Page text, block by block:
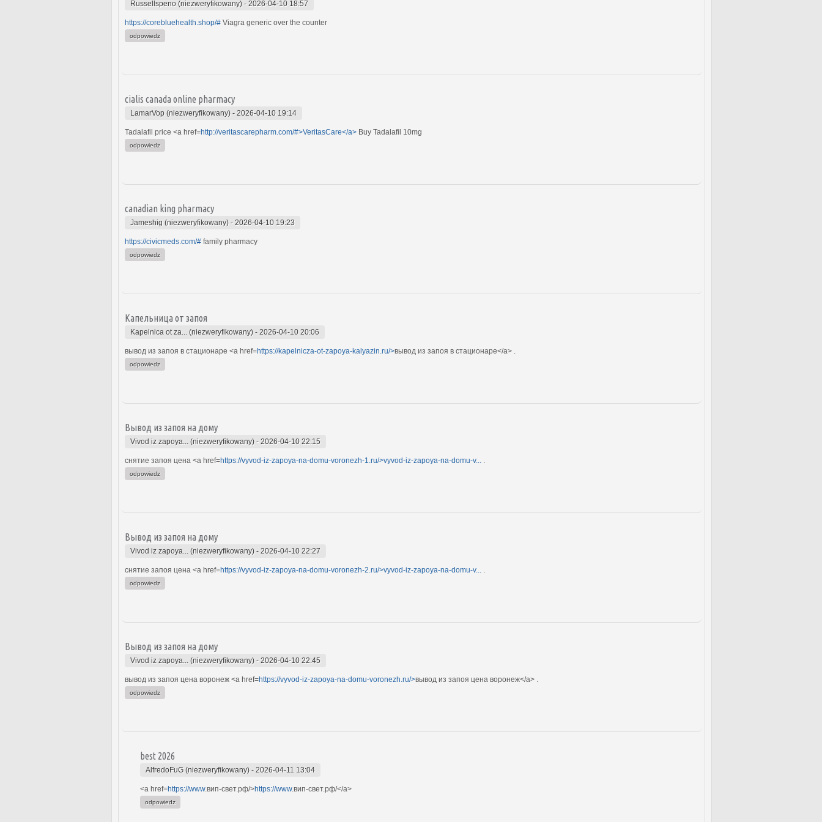
Russellspeno (niezweryfikowany) - 2026-04-10 18:57
https://corebluehealth.shop/# Viagra generic over the counter
odpowiedz
cialis canada online pharmacy
LamarVop (niezweryfikowany) - 2026-04-10 19:14
Tadalafil price <a href=http://veritascarepharm.com/#>VeritasCare</a> Buy Tadalafil 10mg
odpowiedz
canadian king pharmacy
Jameshig (niezweryfikowany) - 2026-04-10 19:23
https://civicmeds.com/# family pharmacy
odpowiedz
Капельница от запоя
Kapelnica ot za... (niezweryfikowany) - 2026-04-10 20:06
вывод из запоя в стационаре <a href=https://kapelnicza-ot-zapoya-kalyazin.ru/>вывод из запоя в стационаре</a> .
odpowiedz
Вывод из запоя на дому
Vivod iz zapoya... (niezweryfikowany) - 2026-04-10 22:15
снятие запоя цена <a href=https://vyvod-iz-zapoya-na-domu-voronezh-1.ru/>vyvod-iz-zapoya-na-domu-v...
odpowiedz
Вывод из запоя на дому
Vivod iz zapoya... (niezweryfikowany) - 2026-04-10 22:27
снятие запоя цена <a href=https://vyvod-iz-zapoya-na-domu-voronezh-2.ru/>vyvod-iz-zapoya-na-domu-v...
odpowiedz
Вывод из запоя на дому
Vivod iz zapoya... (niezweryfikowany) - 2026-04-10 22:45
вывод из запоя цена воронеж <a href=https://vyvod-iz-zapoya-na-domu-voronezh.ru/>вывод из запоя цена воронеж</a> .
odpowiedz
best 2026
AlfredoFuG (niezweryfikowany) - 2026-04-11 13:04
<a href=https://www.вип-свет.рф/>https://www.вип-свет.рф/</a>
odpowiedz